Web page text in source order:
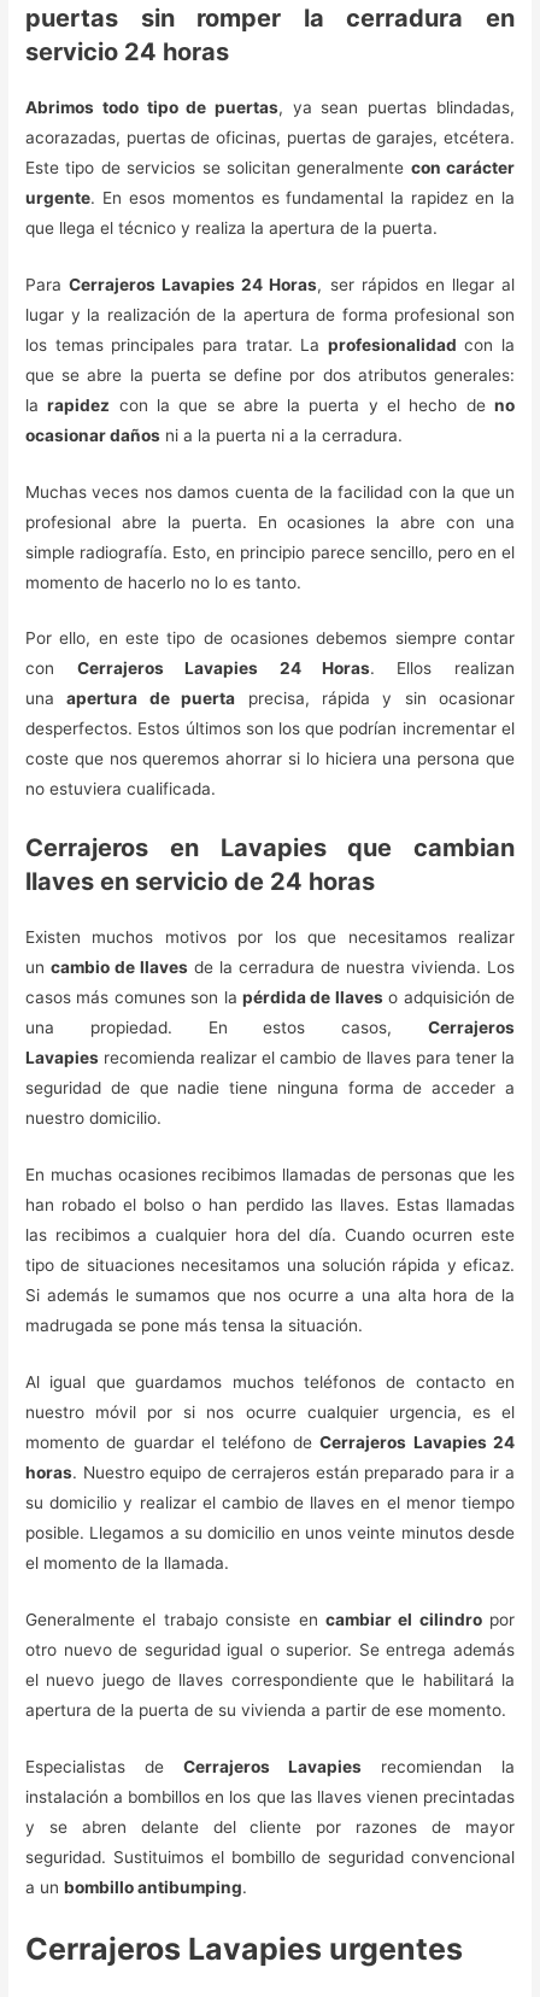
puertas sin romper la cerradura en
servicio 24 horas
Abrimos todo tipo de puertas, ya sean puertas blindadas,
acorazadas, puertas de oficinas, puertas de garajes, etcétera.
Este tipo de servicios se solicitan generalmente con carácter
urgente. En esos momentos es fundamental la rapidez en la
que llega el técnico y realiza la apertura de la puerta.
ParaCerrajeros Lavapies 24 Horas, ser rápidos en llegar al
lugar y la realización de la apertura de forma profesional son
los temas principales para tratar. La profesionalidad con la
que se abre la puerta se define por dos atributos generales:
larapidez con la que se abre la puerta y el hecho de no
ocasionar daños ni a la puerta ni a la cerradura.
Muchas veces nos damos cuenta de la facilidad con la que un
profesional abre la puerta. En ocasiones la abre con una
simple radiografía. Esto, en principio parece sencillo, pero en el
momento de hacerlo no lo es tanto.
Por ello, en este tipo de ocasiones debemos siempre contar
con Cerrajeros Lavapies 24 Horas. Ellos realizan
unaapertura de puerta precisa, rápida y sin ocasionar
desperfectos. Estos últimos son los que podrían incrementar el
coste que nos queremos ahorrar si lo hiciera una persona que
no estuviera cualificada.
Cerrajeros en Lavapies que cambian
llaves en servicio de 24 horas
Existen muchos motivos por los que necesitamos realizar
uncambio de llaves de la cerradura de nuestra vivienda. Los
casos más comunes son la pérdida de llaveso adquisición de
una propiedad. En estos casos, Cerrajeros
Lavapies recomienda realizar el cambio de llaves para tener la
seguridad de que nadie tiene ninguna forma de acceder a
nuestro domicilio.
En muchas ocasiones recibimos llamadas de personas que les
han robado el bolso o han perdido las llaves. Estas llamadas
las recibimos a cualquier hora del día. Cuando ocurren este
tipo de situaciones necesitamos una solución rápida y eficaz.
Si además le sumamos que nos ocurre a una alta hora de la
madrugada se pone más tensa la situación.
Al igual que guardamos muchos teléfonos de contacto en
nuestro móvil por si nos ocurre cualquier urgencia, es el
momento de guardar el teléfono deCerrajeros Lavapies 24
horas. Nuestro equipo de cerrajeros están preparado para ir a
su domicilio y realizar el cambio de llaves en el menor tiempo
posible. Llegamos a su domicilio en unos veinte minutos desde
el momento de la llamada.
Generalmente el trabajo consiste en cambiar el cilindropor
otro nuevo de seguridad igual o superior. Se entrega además
el nuevo juego de llaves correspondiente que le habilitará la
apertura de la puerta de su vivienda a partir de ese momento.
Especialistas deCerrajeros Lavapies recomiendan la
instalación a bombillos en los que las llaves vienen precintadas
y se abren delante del cliente por razones de mayor
seguridad. Sustituimos el bombillo de seguridad convencional
a unbombillo antibumping.
Cerrajeros Lavapies urgentes